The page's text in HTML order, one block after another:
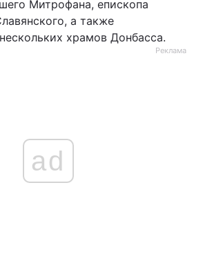
Митрофана, епископа
а также
храмов Донбасса.
Реклама
ad